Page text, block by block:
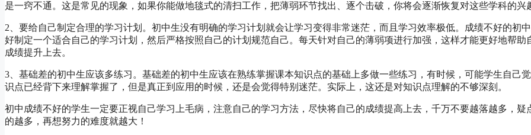
是一窍不通。这是常见的现象，如果你能做地毯式的清扫工作，把薄弱环节找出、逐个击破，你将会逐渐恢复对这些学科的兴
2、要给自己制定合理的学习计划。初中生没有明确的学习计划就会让学习变得非常迷茫，而且学习效率极低。成绩不好的初
好制定一个适合自己的学习计划，然后严格按照自己的计划规范自己。每天针对自己的薄弱项进行加强，这样才能更好地帮助
成绩提升上去。
3、基础差的初中生应该多练习。基础差的初中生应该在熟练掌握课本知识点的基础上多做一些练习，有时候，可能学生自己
识点已经背下来理解掌握了，但是真正到应用的时候，还是会觉得特别迷茫。实际上，这还是对知识点理解的不够深刻。
初中成绩不好的学生一定要正视自己学习上毛病，注意自己的学习方法，尽快将自己的成绩提高上去，千万不要越落越多，疑
的越多，再想努力的难度就越大！